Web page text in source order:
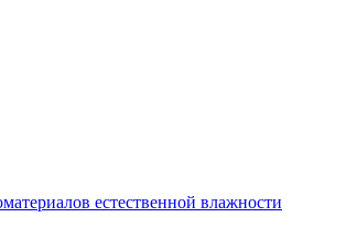
естественной влажности